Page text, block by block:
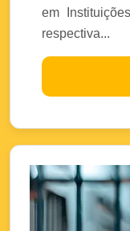
em
respectiva...